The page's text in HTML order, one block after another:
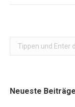
Search:
Neueste Beiträge